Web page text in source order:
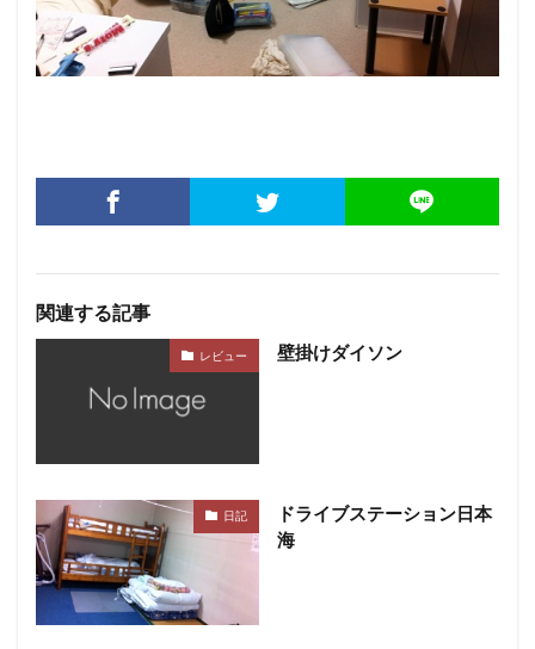
関連する記事
レビュー 壁掛けダイソン
日記
ドライブステーション日本
海